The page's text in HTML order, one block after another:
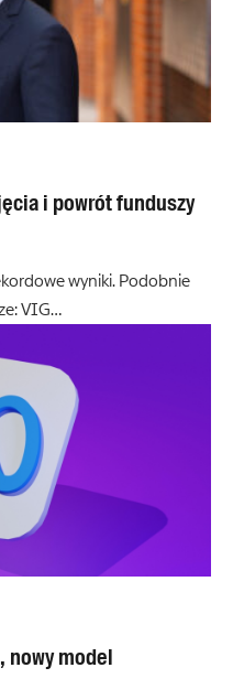
i powrót funduszy
wyniki. Podobnie
VIG…
nowy model